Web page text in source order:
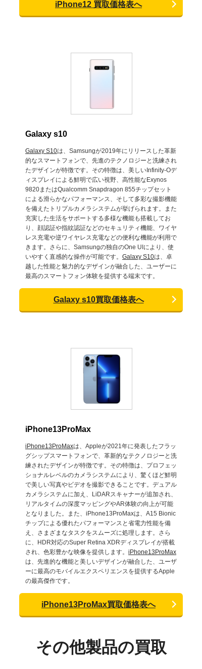
iPhone12 買取価格表へ
Galaxy s10
Galaxy S10は、Samsungが2019年にリリースした革新
的なスマートフォンで、先進のテクノロジーと洗練され
たデザインが特徴です。その特徴は、美しいInfinity-Oデ
ィスプレイによる鮮明で広い視野、高性能なExynos
9820またはQualcomm Snapdragon 855チップセット
による滑らかなパフォーマンス、そして多彩な撮影機能
を備えたトリプルカメラシステムが挙げられます。また
充実した生活をサポートする多様な機能も搭載してお
り、顔認証や指紋認証などのセキュリティ機能、ワイヤ
レス充電や逆ワイヤレス充電などの便利な機能が利用で
きます。さらに、Samsungの独自のOne UIにより、使
いやすく直感的な操作が可能です。 Galaxy S10は、卓
越した性能と魅力的なデザインが融合した、ユーザーに
最高のスマートフォン体験を提供する端末です。
Galaxy s10買取価格表へ
iPhone13ProMax
iPhone13ProMaxは、Appleが2021年に発表したフラッ
グシップスマートフォンで、革新的なテクノロジーと洗
練されたデザインが特徴です。その特徴は、プロフェッ
ショナルレベルのカメラシステムにより、驚くほど鮮明
で美しい写真やビデオを撮影できることです。デュアル
カメラシステムに加え、LiDARスキャナーが追加され、
リアルタイムの深度マッピングやAR体験の向上が可能
となりました。また、iPhone13ProMaxは、A15 Bionic
チップによる優れたパフォーマンスと省電力性能を備
え、さまざまなタスクをスムーズに処理します。さら
に、HDR対応のSuper Retina XDRディスプレイが搭載
され、色彩豊かな映像を提供します。 iPhone13ProMax
は、先進的な機能と美しいデザインが融合した、ユーザ
ーに最高のモバイルエクスペリエンスを提供するApple
の最高傑作です。
iPhone13ProMax買取価格表へ
その他製品の買取